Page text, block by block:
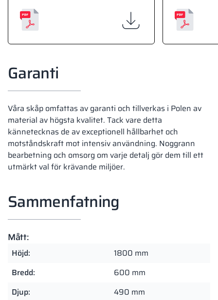
Garanti
Våra skåp omfattas av garanti och tillverkas i Polen av
material av högsta kvalitet. Tack vare detta
kännetecknas de av exceptionell hållbarhet och
motståndskraft mot intensiv användning. Noggrann
bearbetning och omsorg om varje detalj gör dem till ett
utmärkt val för krävande miljöer.
Sammenfatning
Mått:
Höjd:
1800 mm
Bredd:
600 mm
Djup:
490 mm